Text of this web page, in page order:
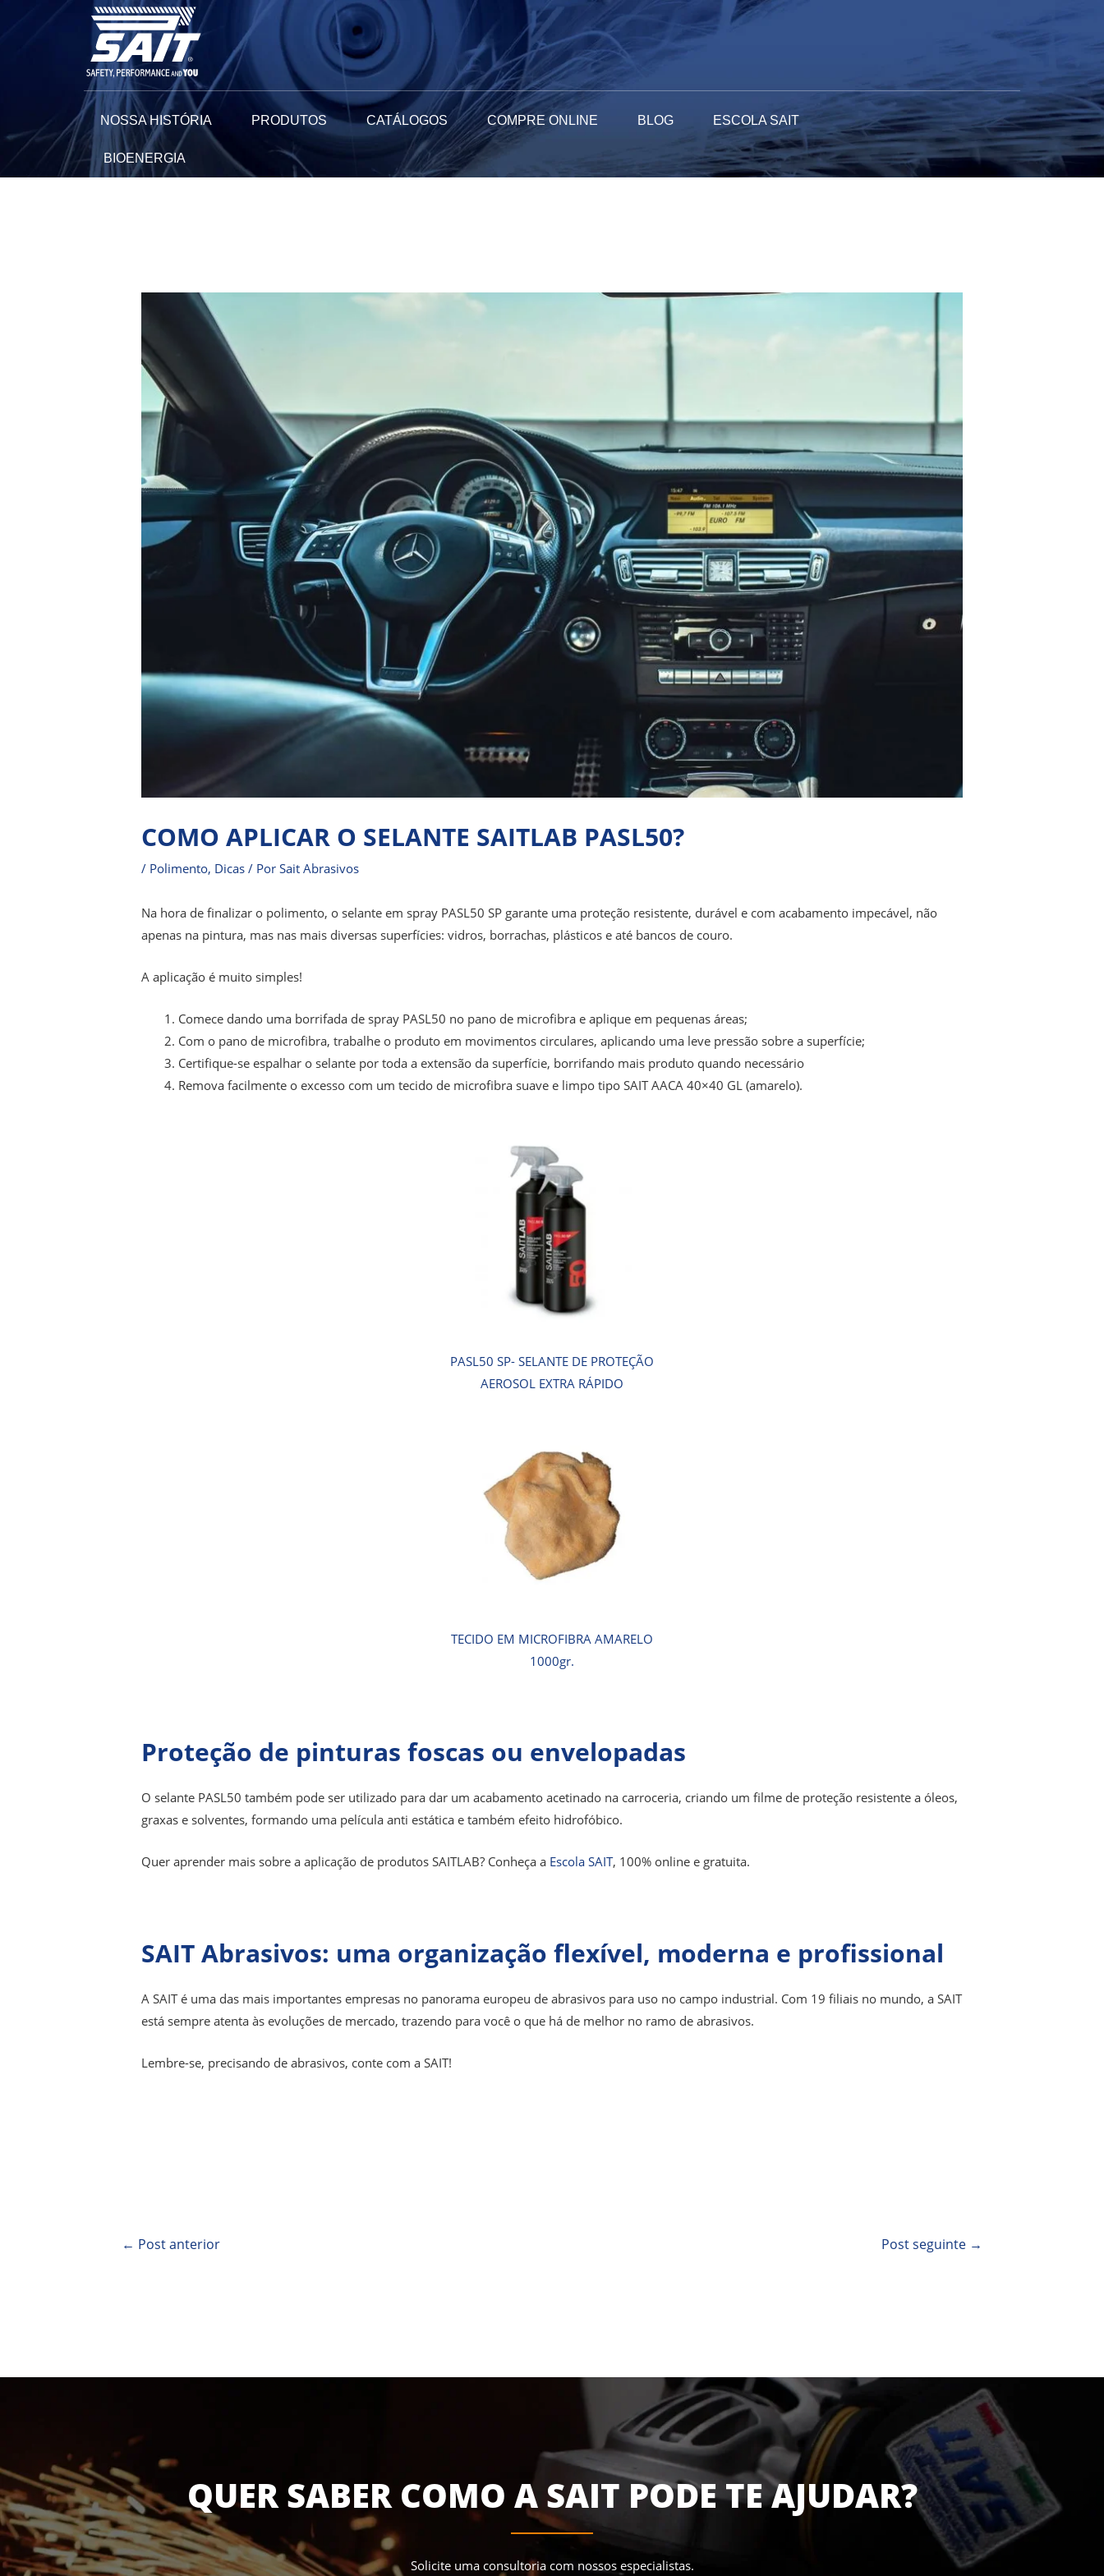
NOSSA HISTÓRIA PRODUTOS CATÁLOGOS COMPRE ONLINE BLOG ESCOLA SAIT
BIOENERGIA
COMO APLICAR O SELANTE SAITLAB PASL50?
/ Polimento, Dicas / PorSait Abrasivos
Na hora de finalizar o polimento, o selante em spray PASL50 SP garante uma proteção resistente, durável e com acabamento impecável, não
apenas na pintura, mas nas mais diversas superfícies: vidros, borrachas, plásticos e até bancos de couro.
A aplicação é muito simples!
Comece dando uma borrifada de spray PASL50 no pano de microfibra e aplique em pequenas áreas;
Com o pano de microfibra, trabalhe o produto em movimentos circulares, aplicando uma leve pressão sobre a superfície;
Certifique-se espalhar o selante por toda a extensão da superfície, borrifando mais produto quando necessário
Remova facilmente o excesso com um tecido de microfibra suave e limpo tipo SAIT AACA 40×40 GL (amarelo).
PASL50 SP- SELANTE DE PROTEÇÃO
AEROSOL EXTRA RÁPIDO
TECIDO EM MICROFIBRA AMARELO
1000gr.
Proteção de pinturas foscas ou envelopadas
O selante PASL50 também pode ser utilizado para dar um acabamento acetinado na carroceria, criando um filme de proteção resistente a óleos,
graxas e solventes, formando uma película anti estática e também efeito hidrofóbico.
Quer aprender mais sobre a aplicação de produtos SAITLAB? Conheça a Escola SAIT, 100% online e gratuita.
SAIT Abrasivos: uma organização flexível, moderna e profissional
A SAIT é uma das mais importantes empresas no panorama europeu de abrasivos para uso no campo industrial. Com 19 filiais no mundo, a SAIT
está sempre atenta às evoluções de mercado, trazendo para você o que há de melhor no ramo de abrasivos.
Lembre-se, precisando de abrasivos, conte com a SAIT!
← Post anterior Post seguinte →
QUER SABER COMO A SAIT PODE TE AJUDAR?
Solicite uma consultoria com nossos especialistas.